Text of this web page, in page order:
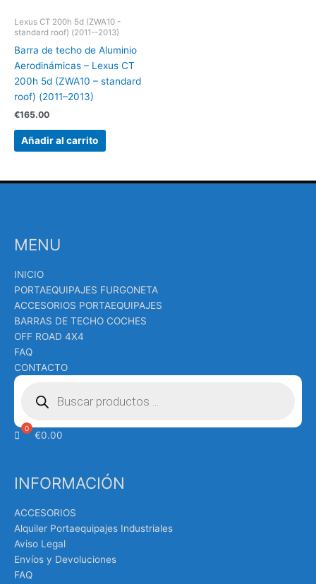
Lexus CT 200h 5d (ZWA10 -
standard roof) (2011--2013)
Barra de techo de Aluminio
Aerodinámicas – Lexus CT
200h 5d (ZWA10 – standard
roof) (2011–2013)
€165.00
Añadir al carrito
MENU
INICIO
PORTAEQUIPAJES FURGONETA
ACCESORIOS PORTAEQUIPAJES
BARRAS DE TECHO COCHES
OFF ROAD 4X4
FAQ
CONTACTO
Búsqueda
productos
€0.00
INFORMACIÓN
ACCESORIOS
Alquiler Portaequipajes Industriales
Aviso Legal
Envíos y Devoluciones
FAQ